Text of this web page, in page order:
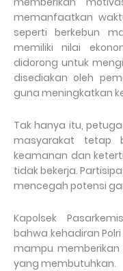
memanfaatkan
seperti berkebun
memiliki nilai
didorong untuk
disediakan oleh
guna meningkatkan
Tak hanya itu,
masyarakat tetap
keamanan dan
tidak bekerja.
mencegah potensi
Kapolsek
bahwa kehadiran
mampu
yang membutuhkan.